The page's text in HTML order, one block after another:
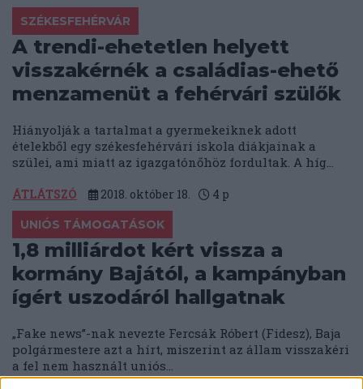
SZÉKESFEHÉRVÁR
A trendi-ehetetlen helyett
visszakérnék a családias-ehető
menzamenüt a fehérvári szülők
Hiányolják a tartalmat a gyermekeiknek adott
ételekből egy székesfehérvári iskola diákjainak a
szülei, ami miatt az igazgatónőhöz fordultak. A híg...
ÁTLÁTSZÓ 2018. október 18. 4 p
UNIÓS TÁMOGATÁSOK
1,8 milliárdot kért vissza a
kormány Bajától, a kampányban
ígért uszodáról hallgatnak
„Fake news”-nak nevezte Fercsák Róbert (Fidesz), Baja
polgármestere azt a hírt, miszerint az állam visszakéri
a fel nem használt uniós...